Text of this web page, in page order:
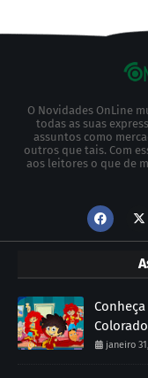
O Novidades OnLine
todas as suas
assuntos como
outros que tais. Com
aos leitores o que de
janeiro